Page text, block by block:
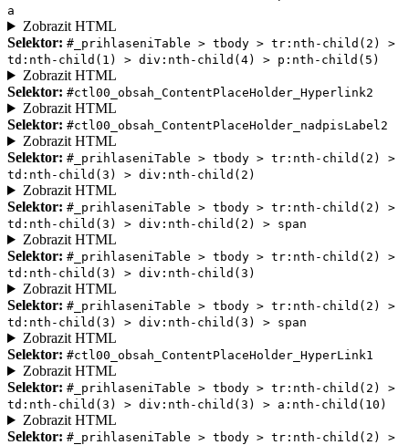
a
Zobrazit HTML
Selektor: #_prihlaseniTable > tbody > tr:nth-child(2) >
td:nth-child(1) > div:nth-child(4) > p:nth-child(5)
Zobrazit HTML
Selektor: #ctl00_obsah_ContentPlaceHolder_Hyperlink2
Zobrazit HTML
Selektor: #ctl00_obsah_ContentPlaceHolder_nadpisLabel2
Zobrazit HTML
Selektor: #_prihlaseniTable > tbody > tr:nth-child(2) >
td:nth-child(3) > div:nth-child(2)
Zobrazit HTML
Selektor: #_prihlaseniTable > tbody > tr:nth-child(2) >
td:nth-child(3) > div:nth-child(2) > span
Zobrazit HTML
Selektor: #_prihlaseniTable > tbody > tr:nth-child(2) >
td:nth-child(3) > div:nth-child(3)
Zobrazit HTML
Selektor: #_prihlaseniTable > tbody > tr:nth-child(2) >
td:nth-child(3) > div:nth-child(3) > span
Zobrazit HTML
Selektor: #ctl00_obsah_ContentPlaceHolder_HyperLink1
Zobrazit HTML
Selektor: #_prihlaseniTable > tbody > tr:nth-child(2) >
td:nth-child(3) > div:nth-child(3) > a:nth-child(10)
Zobrazit HTML
Selektor: #_prihlaseniTable > tbody > tr:nth-child(2) >